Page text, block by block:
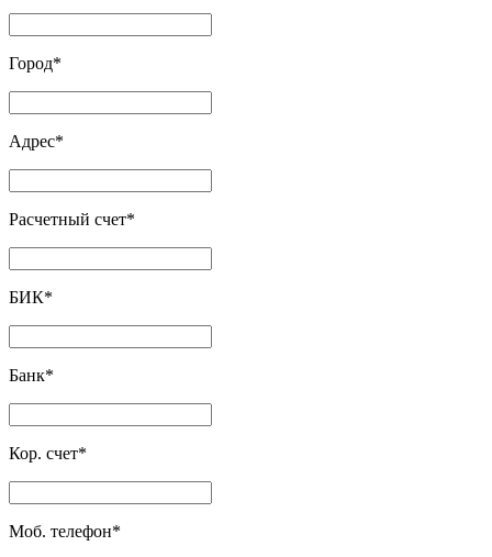
Город*
Адрес*
Расчетный счет*
БИК*
Банк*
Кор. счет*
Моб. телефон*